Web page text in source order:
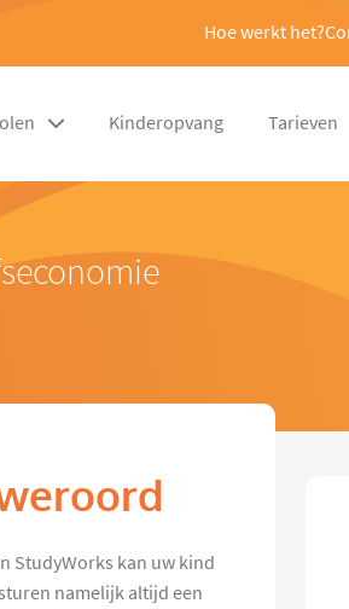
Hoe werkt het?
Kinderopvang Tarieven
StudyWorks kan uw kind
namelijk altijd een